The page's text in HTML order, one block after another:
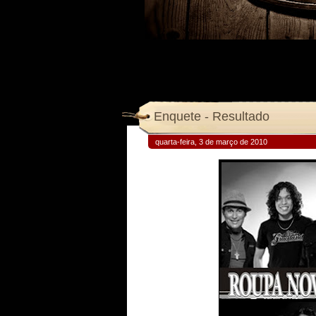
Enquete - Resultado
quarta-feira, 3 de março de 2010